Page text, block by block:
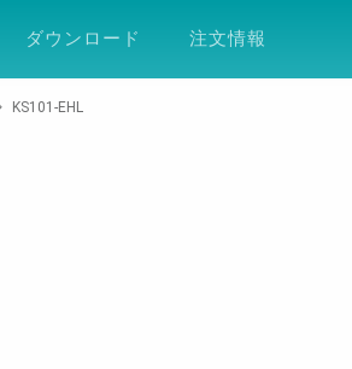
サポート 会社案内
ダウンロード 注文情報
KS101-EHL